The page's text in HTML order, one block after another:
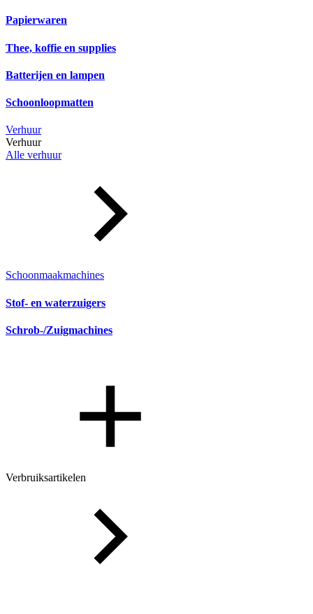
Papierwaren
Thee, koffie en supplies
Batterijen en lampen
Schoonloopmatten
Verhuur
Verhuur
Alle verhuur
Schoonmaakmachines
Stof- en waterzuigers
Schrob-/Zuigmachines
Verbruiksartikelen